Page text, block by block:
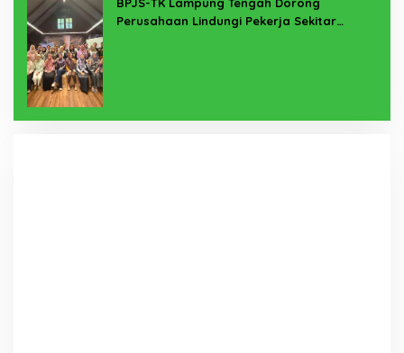
Perusahaan Lindungi Pekerja Sekitar